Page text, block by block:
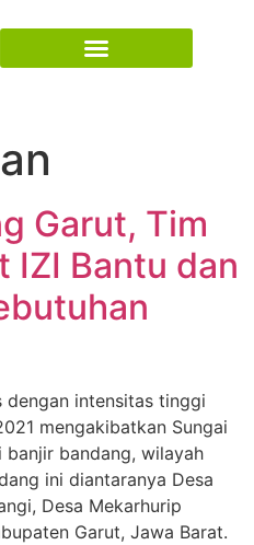
Garut, Tim
IZI Bantu dan
dengan intensitas tinggi
mengakibatkan Sungai
bandang, wilayah
ini diantaranya Desa
Desa Mekarhurip
Garut, Jawa Barat.